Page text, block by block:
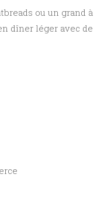
ou un grand à
dîner léger avec de